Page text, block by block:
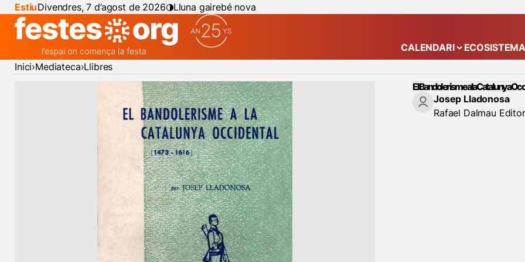
EstiuDivendres, 7 d’agost de 2026 Lluna gairebé nova
CALENDARI Mostra el
ECOSISTEMA
Inici Mediateca Llibres
El Bandolerisme a la Catalunya
Josep Lladonosa
Rafael Dalmau Editor